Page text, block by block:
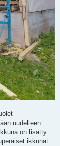
uudelleen.
on lisätty
ikkunat